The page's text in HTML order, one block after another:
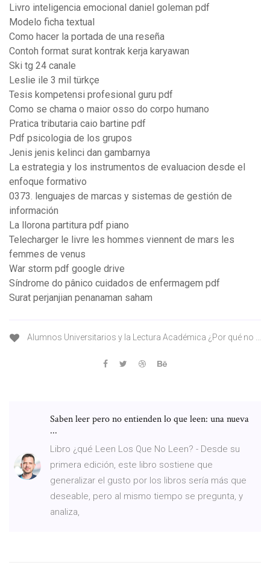
Livro inteligencia emocional daniel goleman pdf
Modelo ficha textual
Como hacer la portada de una reseña
Contoh format surat kontrak kerja karyawan
Ski tg 24 canale
Leslie ile 3 mil türkçe
Tesis kompetensi profesional guru pdf
Como se chama o maior osso do corpo humano
Pratica tributaria caio bartine pdf
Pdf psicologia de los grupos
Jenis jenis kelinci dan gambarnya
La estrategia y los instrumentos de evaluacion desde el
enfoque formativo
0373. lenguajes de marcas y sistemas de gestión de
información
La llorona partitura pdf piano
Telecharger le livre les hommes viennent de mars les
femmes de venus
War storm pdf google drive
Síndrome do pânico cuidados de enfermagem pdf
Surat perjanjian penanaman saham
Alumnos Universitarios y la Lectura Académica ¿Por qué no ...
Saben leer pero no entienden lo que leen: una nueva
...
Libro ¿qué Leen Los Que No Leen? - Desde su
primera edición, este libro sostiene que
generalizar el gusto por los libros sería más que
deseable, pero al mismo tiempo se pregunta, y
analiza,